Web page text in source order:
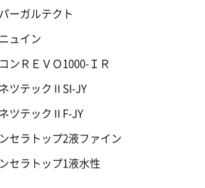
ーガルテクト
ュイン
ンＲＥＶＯ1000-ＩＲ
ツテックⅡSI-JY
ツテックⅡF-JY
セラトップ2液ファイン
セラトップ1液水性